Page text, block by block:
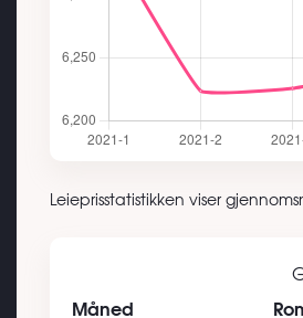
Leieprisstatistikken viser
Måned